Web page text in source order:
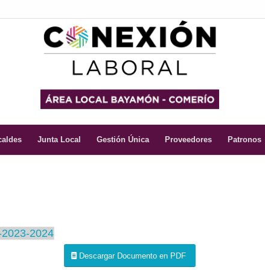
Junta Local Gestión Única Proveedores Patronos
2024
Descargar Documento en PDF